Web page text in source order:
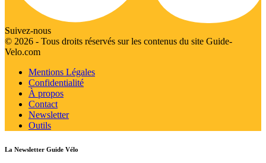
Suivez-nous
© 2026 - Tous droits réservés sur les contenus du site Guide-
Velo.com
Mentions Légales
Confidentialité
À propos
Contact
Newsletter
Outils
La Newsletter Guide Vélo